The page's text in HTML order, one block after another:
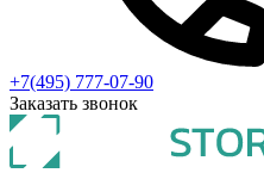
+7(495) 777-07-90
Заказать звонок